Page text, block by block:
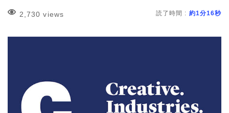
2,730 views 読了時間 : 約1分16秒